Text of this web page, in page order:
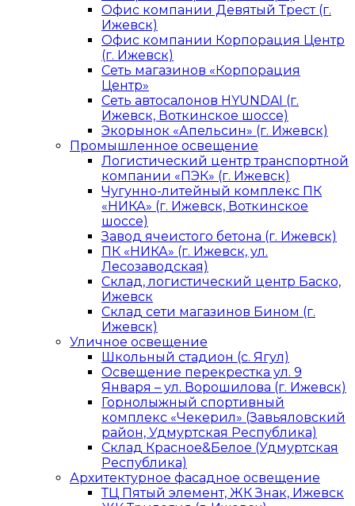
Офис компании Девятый Трест (г.
Ижевск)
Офис компании Корпорация Центр
(г. Ижевск)
Сеть магазинов «Корпорация
Центр»
Сеть автосалонов HYUNDAI (г.
Ижевск, Воткинское шоссе)
Экорынок «Апельсин» (г. Ижевск)
Промышленное освещение
Логистический центр транспортной
компании «ПЭК» (г. Ижевск)
Чугунно-литейный комплекс ПК
«НИКА» (г. Ижевск, Воткинское
шоссе)
Завод ячеистого бетона (г. Ижевск)
ПК «НИКА» (г. Ижевск, ул.
Лесозаводская)
Склад, логистический центр Баско,
Ижевск
Склад сети магазинов Бином (г.
Ижевск)
Уличное освещение
Школьный стадион (с. Ягул)
Освещение перекрестка ул. 9
Января – ул. Ворошилова (г. Ижевск)
Горнолыжный спортивный
комплекс «Чекерил» (Завьяловский
район, Удмуртская Республика)
Склад Красное&Белое (Удмуртская
Республика)
Архитектурное фасадное освещение
ТЦ Пятый элемент, ЖК Знак, Ижевск